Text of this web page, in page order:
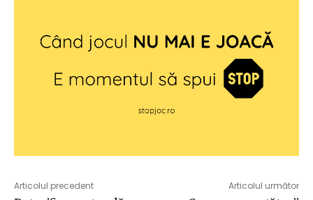
Articolul precedent Articolul următor